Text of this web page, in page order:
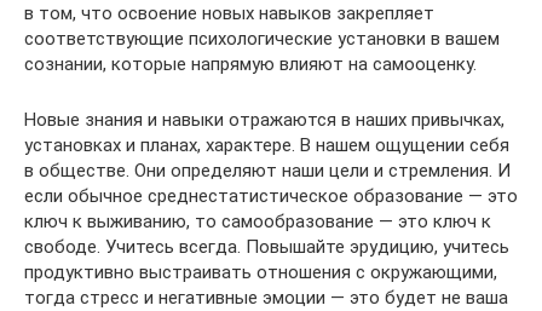
в том, что освоение новых навыков закрепляет
соответствующие психологические установки в вашем
сознании, которые напрямую влияют на самооценку.
Новые знания и навыки отражаются в наших привычках,
установках и планах, характере. В нашем ощущении себя
в обществе. Они определяют наши цели и стремления. И
если обычное среднестатистическое образование — это
ключ к выживанию, то самообразование — это ключ к
свободе. Учитесь всегда. Повышайте эрудицию, учитесь
продуктивно выстраивать отношения с окружающими,
тогда стресс и негативные эмоции — это будет не ваша